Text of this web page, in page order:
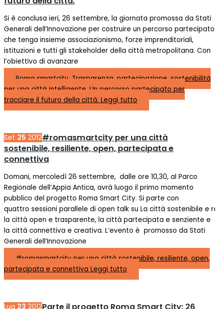
Si è conclusa ieri, 26 settembre, la giornata promossa da Stati
Generali dell’Innovazione per costruire un percorso partecipato
che tenga insieme associazionismo, forze imprenditoriali,
istituzioni e tutti gli stakeholder della città metropolitana. Con
l’obiettivo di avanzare
Roma smartcity. Trasparenza, partecipazione, sostenibilità
per una città intelligente. Un percorso partecipato per
tracciare il futuro della città. Leggi tutto
Set 25 2012#romasmartcity per una città
sostenibile, resiliente, open, partecipata e
connettiva
Domani, mercoledì 26 settembre, dalle ore 10,30, al Parco
Regionale dell’Appia Antica, avrà luogo il primo momento
pubblico del progetto Roma Smart City. Si parte con
quattro sessioni parallele di open talk su La città sostenibile e
la città open e trasparente, la città partecipata e senziente e
la città connettiva e creativa. L’evento è promosso da Stati
Generali dell’Innovazione
#romasmartcity per una città sostenibile, resiliente, open,
partecipata e connettiva Leggi tutto
Lug 23 2012